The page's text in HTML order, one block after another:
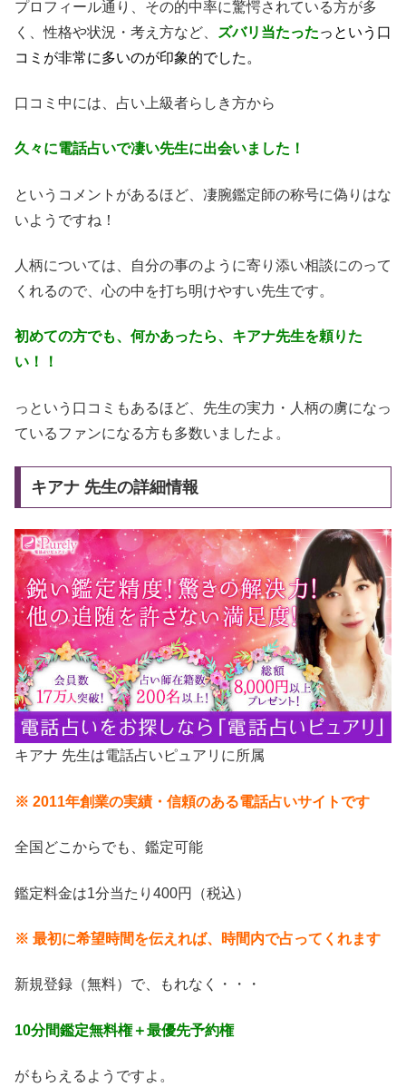
プロフィール通り、その的中率に驚愕されている方が多
く、性格や状況・考え方など、
ズバリ当たったっという口
コミが非常に多いのが印象的でした。
口コミ中には、占い上級者らしき方から
久々に電話占いで凄い先生に出会いました！
というコメントがあるほど、凄腕鑑定師の称号に偽りはな
いようですね！
人柄については、自分の事のように寄り添い相談にのって
くれるので、心の中を打ち明けやすい先生です。
初めての方でも、何かあったら、キアナ先生を頼りた
い！！
っという口コミもあるほど、先生の実力・人柄の虜になっ
ているファンになる方も多数いましたよ。
キアナ 先生の詳細情報
キアナ 先生は電話占いピュアリに所属
※ 2011年創業の実績・信頼のある電話占いサイトです
全国どこからでも、鑑定可能
鑑定料金は1分当たり400円（税込）
※ 最初に希望時間を伝えれば、時間内で占ってくれます
新規登録（無料）で、もれなく・・・
10分間鑑定無料権＋最優先予約権
がもらえるようですよ。